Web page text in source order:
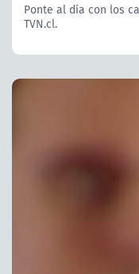
Ponte al día con los
TVN.cl.